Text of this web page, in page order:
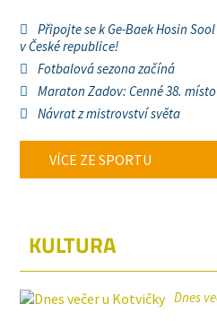
Připojte se k Ge-Baek Hosin
v České republice!
Fotbalová sezona začíná
Maraton Zadov: Cenné 38.
Návrat z mistrovství světa
VÍCE ZE SPORTU
KULTURA
Dnes